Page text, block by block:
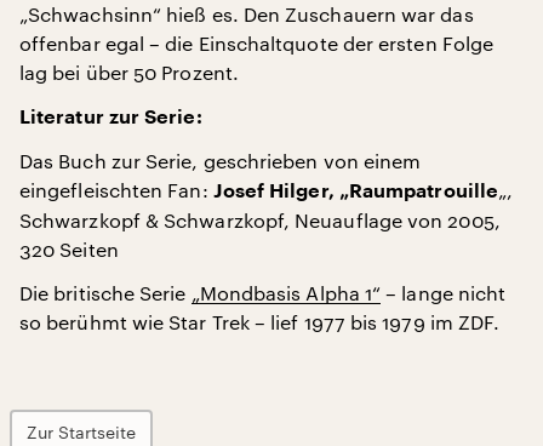
„Schwachsinn“ hieß es. Den Zuschauern war das
offenbar egal – die Einschaltquote der ersten Folge
lag bei über 50 Prozent.
Literatur zur Serie:
Das Buch zur Serie, geschrieben von einem
eingefleischten Fan: Josef Hilger, „Raumpatrouille„,
Schwarzkopf & Schwarzkopf, Neuauflage von 2005,
320 Seiten
Die britische Serie „Mondbasis Alpha 1“ – lange nicht
so berühmt wie Star Trek – lief 1977 bis 1979 im ZDF.
Zur Startseite